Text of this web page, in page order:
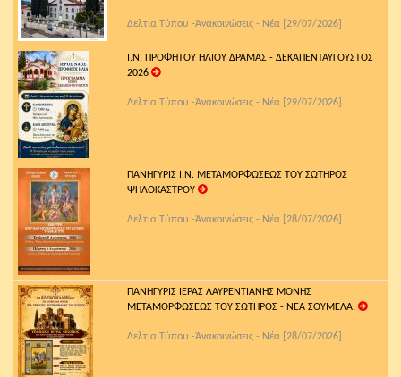
Δελτία Τύπου -Ἀνακοινώσεις - Νέα [29/07/2026]
Ι.Ν. ΠΡΟΦΗΤΟΥ ΗΛΙΟΥ ΔΡΑΜΑΣ - ΔΕΚΑΠΕΝΤΑΥΓΟΥΣΤΟΣ
2026
Δελτία Τύπου -Ἀνακοινώσεις - Νέα [29/07/2026]
ΠΑΝΗΓΥΡΙΣ Ι.Ν. ΜΕΤΑΜΟΡΦΩΣΕΩΣ ΤΟΥ ΣΩΤΗΡΟΣ
ΨΗΛΟΚΑΣΤΡΟΥ
Δελτία Τύπου -Ἀνακοινώσεις - Νέα [28/07/2026]
ΠΑΝΗΓΥΡΙΣ ΙΕΡΑΣ ΛΑΥΡΕΝΤΙΑΝΗΣ ΜΟΝΗΣ
ΜΕΤΑΜΟΡΦΩΣΕΩΣ ΤΟΥ ΣΩΤΗΡΟΣ - ΝΕΑ ΣΟΥΜΕΛΑ.
Δελτία Τύπου -Ἀνακοινώσεις - Νέα [28/07/2026]